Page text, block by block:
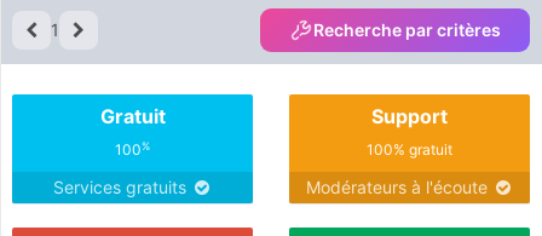
1 Recherche par critères
Gratuit
100%
Services gratuits
Support
100% gratuit
Modérateurs à l'écoute